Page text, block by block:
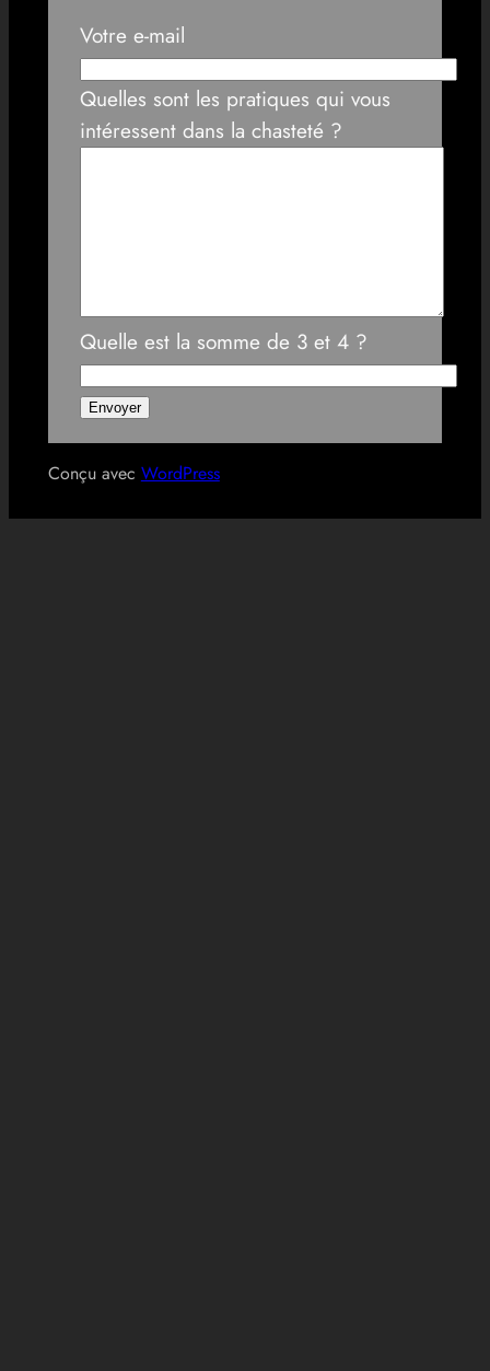
Votre e-mail
Quelles sont les pratiques qui vous
intéressent dans la chasteté ?
Quelle est la somme de 3 et 4 ?
Conçu avec WordPress